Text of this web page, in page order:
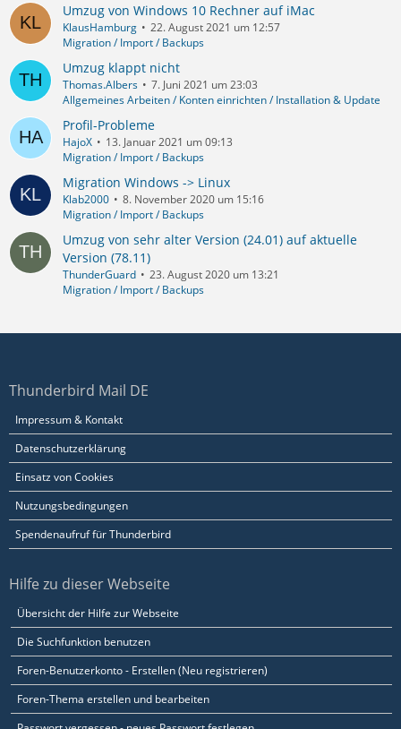
Umzug von Windows 10 Rechner auf iMac
KlausHamburg
22. August 2021 um 12:57
Migration / Import / Backups
Umzug klappt nicht
Thomas.Albers
7. Juni 2021 um 23:03
Allgemeines Arbeiten / Konten einrichten / Installation & Update
Profil-Probleme
HajoX
13. Januar 2021 um 09:13
Migration / Import / Backups
Migration Windows -> Linux
Klab2000
8. November 2020 um 15:16
Migration / Import / Backups
Umzug von sehr alter Version (24.01) auf aktuelle
Version (78.11)
ThunderGuard
23. August 2020 um 13:21
Migration / Import / Backups
Thunderbird Mail DE
Impressum & Kontakt
Datenschutzerklärung
Einsatz von Cookies
Nutzungsbedingungen
Spendenaufruf für Thunderbird
Hilfe zu dieser Webseite
Übersicht der Hilfe zur Webseite
Die Suchfunktion benutzen
Foren-Benutzerkonto - Erstellen (Neu registrieren)
Foren-Thema erstellen und bearbeiten